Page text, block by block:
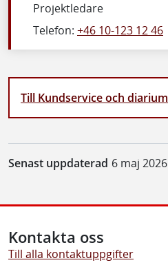
Projektledare
Telefon: +46 10-123 12 46
Till Kundservice och diarium
Senast uppdaterad 6 maj 2026
Kontakta oss
Till alla kontaktuppgifter